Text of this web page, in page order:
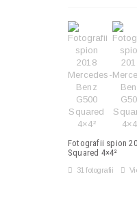
Fotografii spion
Squared 4×4²
31 fotografii